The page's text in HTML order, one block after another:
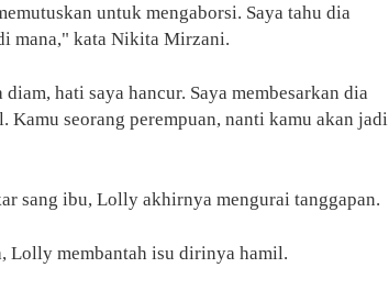
untuk mengaborsi. Saya tahu dia
mana," kata Nikita Mirzani.
hati saya hancur. Saya membesarkan dia
seorang perempuan, nanti kamu akan jadi
sang ibu, Lolly akhirnya mengurai tanggapan.
Lolly membantah isu dirinya hamil.